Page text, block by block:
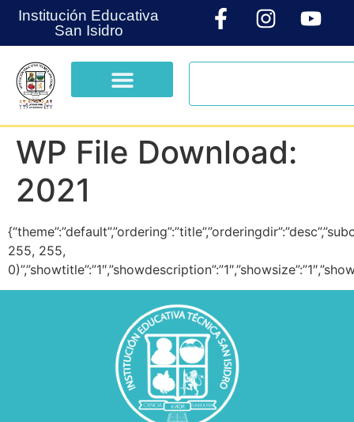
Institución Educativa
San Isidro
WP File Download:
2021
255, 255,